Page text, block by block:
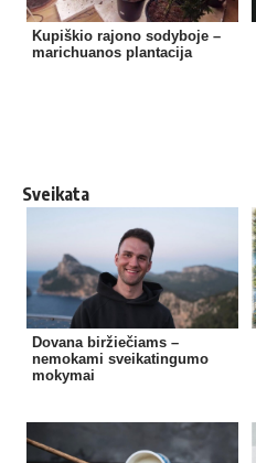
Kupiškio rajono sodyboje –
marichuanos plantacija
Sveikata
Dovana biržiečiams –
nemokami sveikatingumo
mokymai